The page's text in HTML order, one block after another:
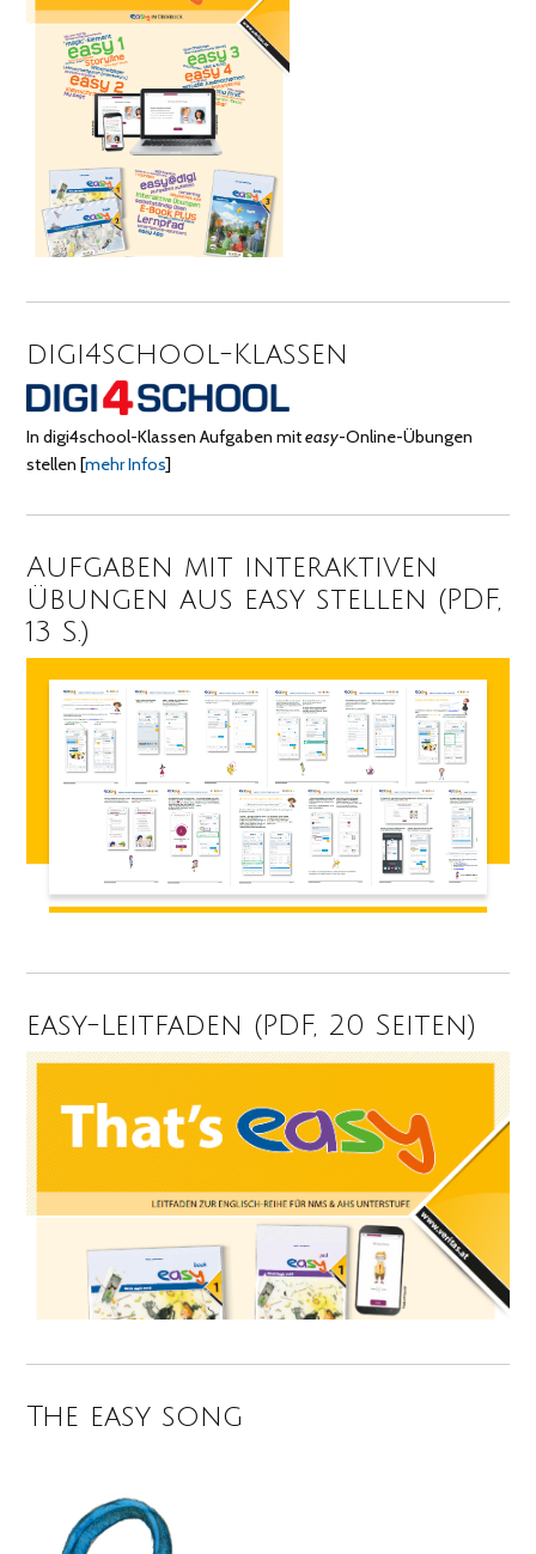
digi4school-Klassen
In digi4school-Klassen Aufgaben miteasy-Online-Übungen
stellen [mehr Infos]
Aufgaben mit interaktiven
Übungen aus easy stellen (PDF,
13 S.)
easy-Leitfaden (PDF, 20 Seiten)
The easy song